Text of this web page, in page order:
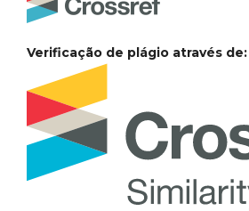
Verificação de plágio através de: